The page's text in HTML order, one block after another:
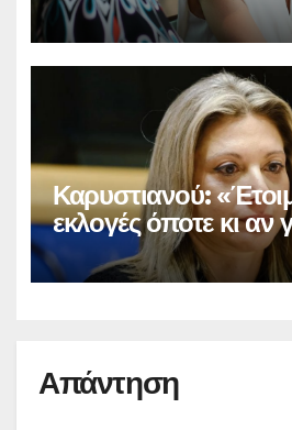
Καρυστιανού:
εκλογές όποτε κι αν
Απάντηση